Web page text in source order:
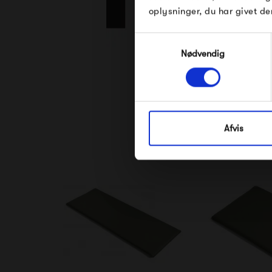
oplysninger, du har givet
Nødvendig
Afvis
Se alle varer fra